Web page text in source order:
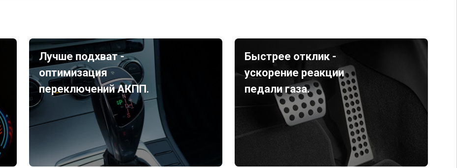
Лучше подхват -
оптимизация
переключений АКПП.
Быстрее отклик -
ускорение реакции
педали газа.